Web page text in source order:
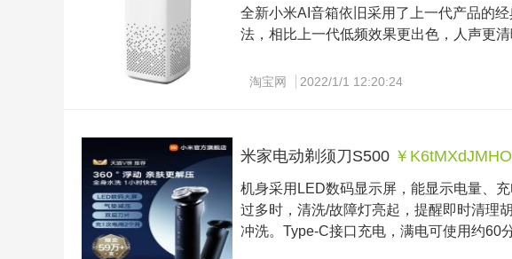
全新小米AI音箱依旧采用了上一代产品的
法，相比上一代低频效果更出色，人声更
连、语音智能操控。同时，全新的小米AI
淘宝网 2022/1/1 12:20:24
米家电动剃须刀S500 ￥
机身采用LED数码显示屏，能显示电量、
过多时，清洗/故障灯亮起，提醒即时清理
冲洗。Type-C接口充电，满电可使用约60